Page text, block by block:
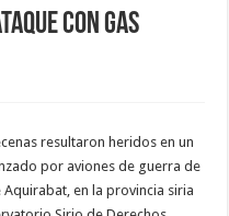
con gas
resultaron heridos en un
por aviones de guerra de
en la provincia siria